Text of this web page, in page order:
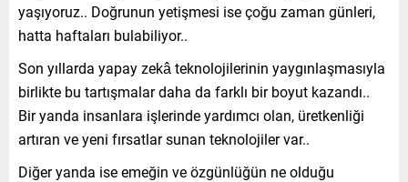
yaşıyoruz.. Doğrunun yetişmesi ise çoğu zaman günleri,
hatta haftaları bulabiliyor..
Son yıllarda yapay zekâ teknolojilerinin yaygınlaşmasıyla
birlikte bu tartışmalar daha da farklı bir boyut kazandı..
Bir yanda insanlara işlerinde yardımcı olan, üretkenliği
artıran ve yeni fırsatlar sunan teknolojiler var..
Diğer yanda ise emeğin ve özgünlüğün ne olduğu